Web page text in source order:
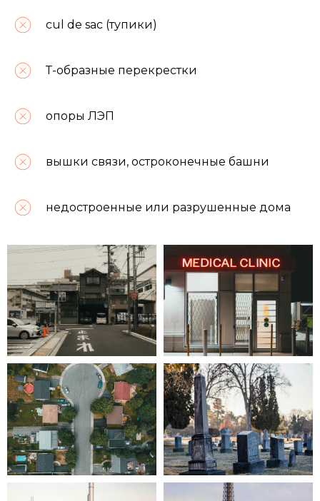
cul de sac (тупики)
Т-образные перекрестки
опоры ЛЭП
вышки связи, остроконечные башни
недостроенные или разрушенные дома